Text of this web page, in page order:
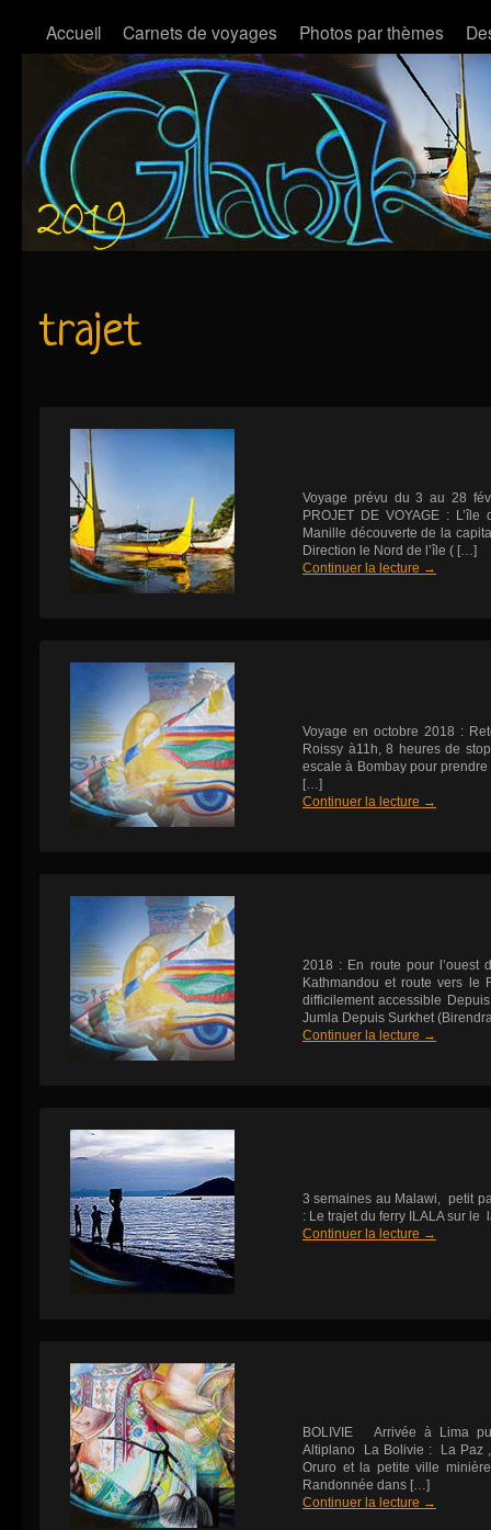
Accueil Carnets de voyages Photos par thèmes
trajet
Voyage prévu du 3 au 28
PROJET DE VOYAGE :
Manille découverte de la
Direction le Nord de l’île ( […]
Continuer la lecture →
Voyage en octobre 2018 :
Roissy à11h, 8 heures de
escale à Bombay pour
[…]
Continuer la lecture →
2018 : En route pour
Kathmandou et route vers
difficilement accessible
Jumla Depuis Surkhet
Continuer la lecture →
3 semaines au Malawi, petit
: Le trajet du ferry ILALA
Continuer la lecture →
BOLIVIE Arrivée à Lima
Altiplano La Bolivie : La Paz
Oruro et la petite ville
Randonnée dans […]
Continuer la lecture →